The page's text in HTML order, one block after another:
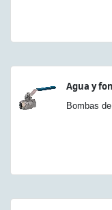
Agua y
Bombas